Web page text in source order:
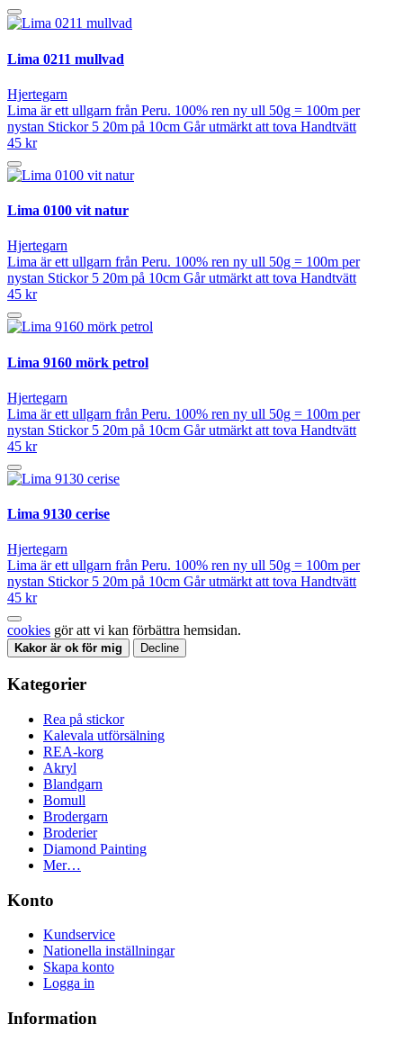
Lima 0211 mullvad
Hjertegarn
Lima är ett ullgarn från Peru. 100% ren ny ull 50g = 100m per
nystan Stickor 5 20m på 10cm Går utmärkt att tova Handtvätt
45 kr
Lima 0100 vit natur
Hjertegarn
Lima är ett ullgarn från Peru. 100% ren ny ull 50g = 100m per
nystan Stickor 5 20m på 10cm Går utmärkt att tova Handtvätt
45 kr
Lima 9160 mörk petrol
Hjertegarn
Lima är ett ullgarn från Peru. 100% ren ny ull 50g = 100m per
nystan Stickor 5 20m på 10cm Går utmärkt att tova Handtvätt
45 kr
Lima 9130 cerise
Hjertegarn
Lima är ett ullgarn från Peru. 100% ren ny ull 50g = 100m per
nystan Stickor 5 20m på 10cm Går utmärkt att tova Handtvätt
45 kr
cookies gör att vi kan förbättra hemsidan.
Kakor är ok för mig Decline
Kategorier
Rea på stickor
Kalevala utförsälning
REA-korg
Akryl
Blandgarn
Bomull
Brodergarn
Broderier
Diamond Painting
Mer…
Konto
Kundservice
Nationella inställningar
Skapa konto
Logga in
Information